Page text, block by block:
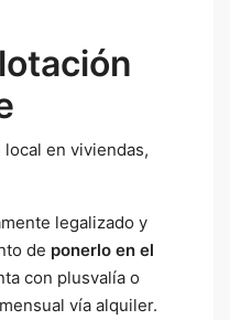
en viviendas,
legalizado y
de ponerlo en el
con plusvalía o
vía alquiler.